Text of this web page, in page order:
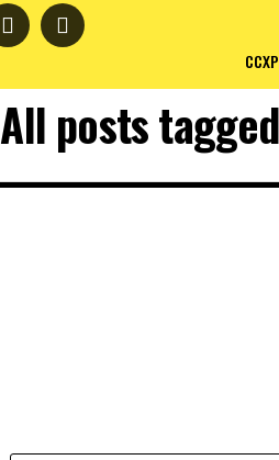
All posts